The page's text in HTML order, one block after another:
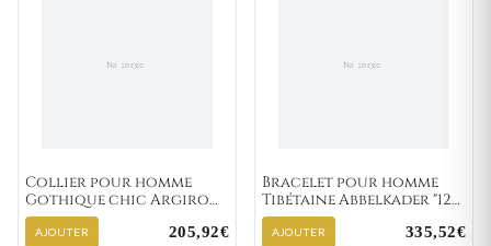
Collier pour homme
Gothique chic Argiro
"114-1/A"
AJOUTER 205,92€
Bracelet pour homme
Tibétaine Abbelkader "124-
4A"
AJOUTER 335,52€